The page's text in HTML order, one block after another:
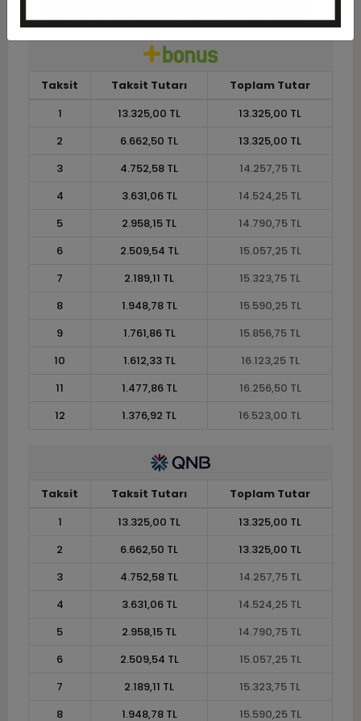
Taksit Taksit Tutarı
Toplam Tutar
1
13.325,00 TL
13.325,00 TL
2
6.662,50 TL
13.325,00 TL
3
4.752,58 TL
14.257,75 TL
4
3.631,06 TL
14.524,25 TL
5
2.958,15 TL
14.790,75 TL
6
2.509,54 TL
15.057,25 TL
7
2.189,11 TL
15.323,75 TL
8
1.948,78 TL
15.590,25 TL
9
1.761,86 TL
15.856,75 TL
10
1.612,33 TL
16.123,25 TL
11
1.477,86 TL
16.256,50 TL
12
1.376,92 TL 16.523,00 TL
Taksit Taksit Tutarı
Toplam Tutar
1
13.325,00 TL
13.325,00 TL
2
6.662,50 TL
13.325,00 TL
3
4.752,58 TL
14.257,75 TL
4
3.631,06 TL
14.524,25 TL
5
2.958,15 TL
14.790,75 TL
6
2.509,54 TL
15.057,25 TL
7
2.189,11 TL
15.323,75 TL
8
1.948,78 TL 15.590,25 TL